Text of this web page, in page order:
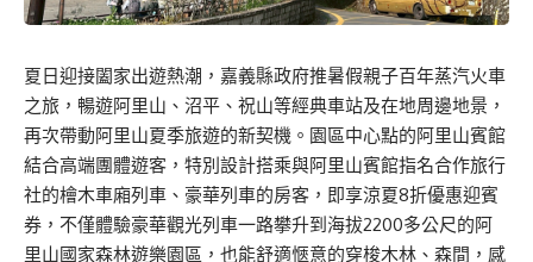
夏日迎接闔家出遊熱潮，嘉義縣政府推暑假親子百年蒸汽火車
之旅，暢遊阿里山、沼平、祝山等經典車站及在地周邊地景，
再次帶動阿里山夏季旅遊的新契機。園區中心點的阿里山賓館
結合高端團體遊客，特別設計搭乘與阿里山賓館指名合作旅行
社的檜木車廂列車、豪華列車的房客，即享涼夏8折優惠迎賓
券，不僅體驗豪華觀光列車一路攀升到海拔2200多公尺的阿
里山國家森林遊樂園區，也能舒適愜意的穿梭木林、森間，感